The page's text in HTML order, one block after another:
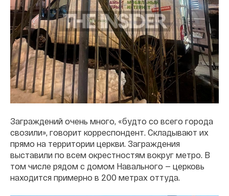
Заграждений очень много, «будто со всего города
свозили», говорит корреспондент. Складывают их
прямо на территории церкви. Заграждения
выставили по всем окрестностям вокруг метро. В
том числе рядом с домом Навального — церковь
находится примерно в 200 метрах оттуда.